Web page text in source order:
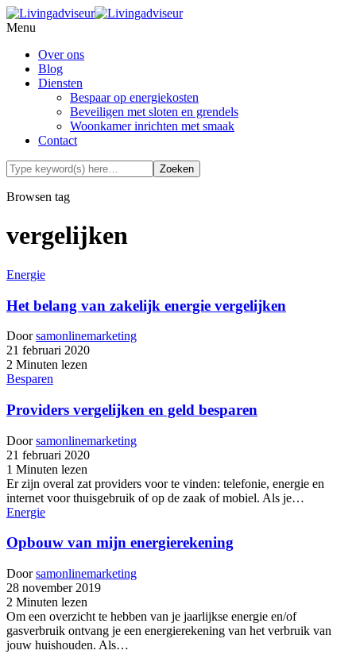
Menu
Over ons
Blog
Diensten
Bespaar op energiekosten
Beveiligen met sloten en grendels
Woonkamer inrichten met smaak
Contact
Browsen tag
vergelijken
Energie
Het belang van zakelijk energie vergelijken
Doorsamonlinemarketing
21 februari 2020
2 Minuten lezen
Besparen
Providers vergelijken en geld besparen
Doorsamonlinemarketing
21 februari 2020
1 Minuten lezen
Er zijn overal zat providers voor te vinden: telefonie, energie en
internet voor thuisgebruik of op de zaak of mobiel. Als je…
Energie
Opbouw van mijn energierekening
Doorsamonlinemarketing
28 november 2019
2 Minuten lezen
Om een overzicht te hebben van je jaarlijkse energie en/of
gasverbruik ontvang je een energierekening van het verbruik van
jouw huishouden. Als…